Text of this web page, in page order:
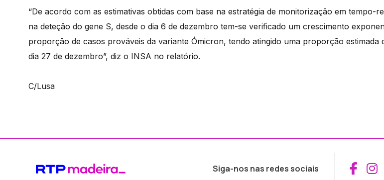
“De acordo com as estimativas obtidas com base na estratégia de monitorização em tempo-
na deteção do gene S, desde o dia 6 de dezembro tem-se verificado um crescimento
proporção de casos prováveis da variante Ómicron, tendo atingido uma proporção estimada
dia 27 de dezembro”, diz o INSA no relatório.
C/Lusa
Siga-nos nas redes sociais